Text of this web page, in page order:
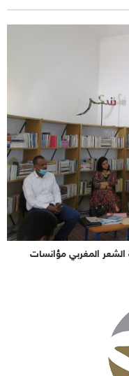
المغربي مؤانسات